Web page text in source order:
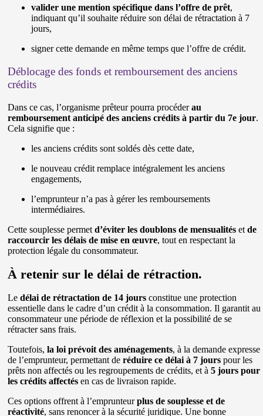
valider une mention spécifique dans l’offre de prêt,
indiquant qu’il souhaite réduire son délai de rétractation à 7
jours,
signer cette demande en même temps que l’offre de crédit.
Déblocage des fonds et remboursement des anciens
crédits
Dans ce cas, l’organisme prêteur pourra procéderau
remboursement anticipé des anciens crédits à partir du 7e jour.
Cela signifie que :
les anciens crédits sont soldés dès cette date,
le nouveau crédit remplace intégralement les anciens
engagements,
l’emprunteur n’a pas à gérer les remboursements
intermédiaires.
Cette souplesse permetd’éviter les doublons de mensualités etde
raccourcir les délais de mise en œuvre, tout en respectant la
protection légale du consommateur.
À retenir sur le délai de rétraction.
Ledélai de rétractation de 14 jours constitue une protection
essentielle dans le cadre d’un crédit à la consommation. Il garantit au
consommateur une période de réflexion et la possibilité de se
rétracter sans frais.
Toutefois,la loi prévoit des aménagements, à la demande expresse
de l’emprunteur, permettant deréduire ce délai à 7 jours pour les
prêts non affectés ou les regroupements de crédits, et à5 jours pour
les crédits affectés en cas de livraison rapide.
Ces options offrent à l’emprunteurplus de souplesse et de
réactivité, sans renoncer à la sécurité juridique. Une bonne